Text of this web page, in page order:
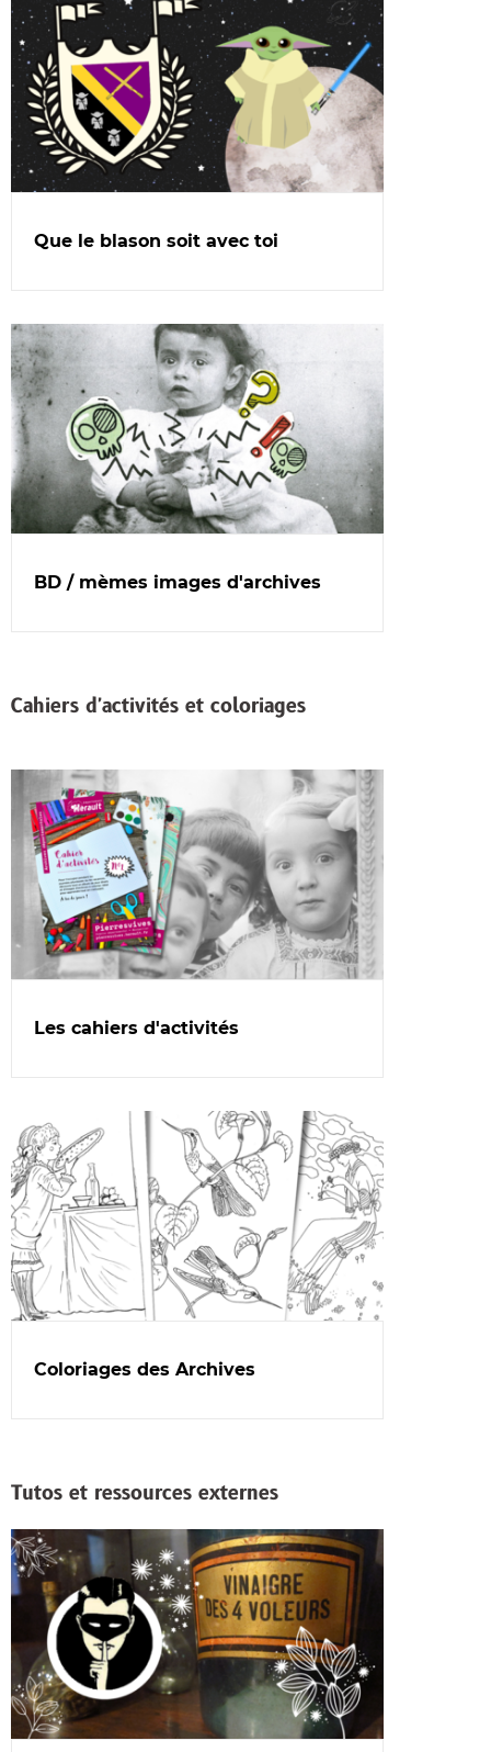
cette
rubrique
Que le blason soit avec toi
BD / mèmes images d'archives
Cahiers d'activités et coloriages
Dans
cette
rubrique
Les cahiers d'activités
Coloriages des Archives
Tutos et ressources externes